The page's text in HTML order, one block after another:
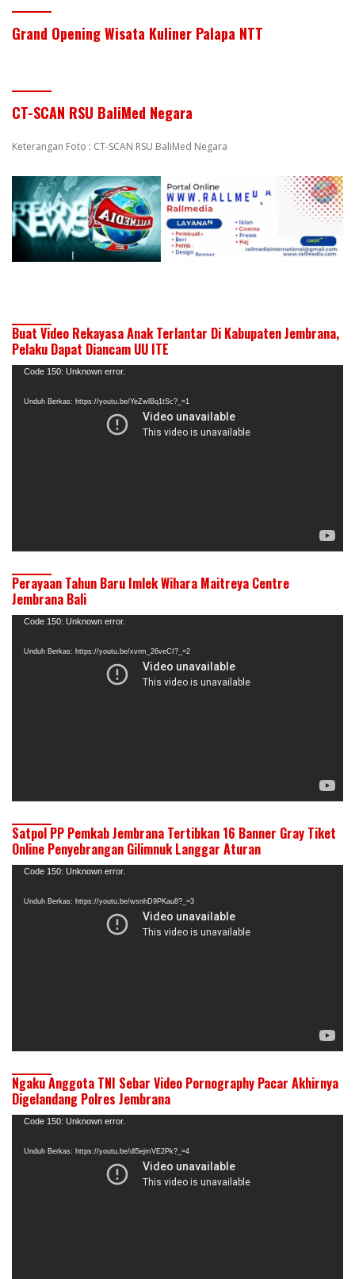
Grand Opening Wisata Kuliner Palapa NTT
CT-SCAN RSU BaliMed Negara
Keterangan Foto : CT-SCAN RSU BaliMed Negara
Buat Video Rekayasa Anak Terlantar Di Kabupaten Jembrana,
Pelaku Dapat Diancam UU ITE
Pemutar
Code 150: Unknown error.
Unduh Berkas: https://youtu.be/YeZwlBq1tSc?_=1
Perayaan Tahun Baru Imlek Wihara Maitreya Centre
Jembrana Bali
Pemutar
Code 150: Unknown error.
Unduh Berkas: https://youtu.be/xvrm_26veCI?_=2
Satpol PP Pemkab Jembrana Tertibkan 16 Banner Gray Tiket
Online Penyebrangan Gilimnuk Langgar Aturan
Pemutar
Code 150: Unknown error.
Unduh Berkas: https://youtu.be/wsnhD9PKau8?_=3
Ngaku Anggota TNI Sebar Video Pornography Pacar Akhirnya
Digelandang Polres Jembrana
Pemutar
Code 150: Unknown error.
Unduh Berkas: https://youtu.be/dl5ejmVE2Pk?_=4